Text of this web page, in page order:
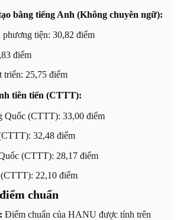
bằng tiếng Anh (Không chuyên ngữ):
phương tiện: 30,82 điểm
điểm
triển: 25,75 điểm
tiên tiến (CTTT):
Quốc (CTTT): 33,00 điểm
32,48 điểm
(CTTT): 28,17 điểm
22,10 điểm
chuẩn
Điểm chuẩn của HANU được tính trên